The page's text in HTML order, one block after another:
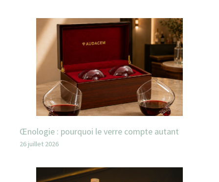
Œnologie : pourquoi le verre compte autant
26 juillet 2026